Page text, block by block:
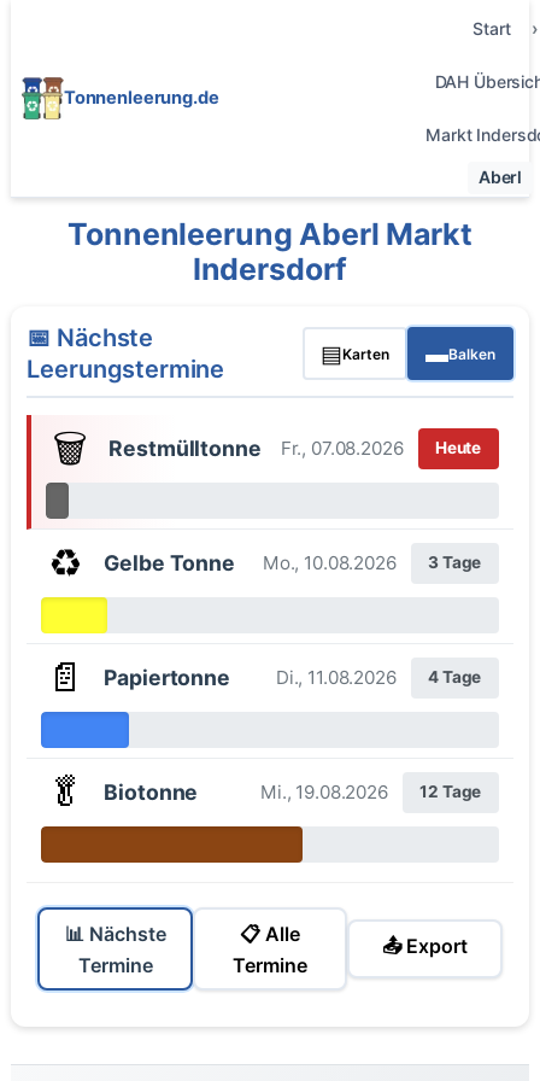
Tonnenleerung.de
Start
DAH
Markt
Aberl
Tonnenleerung Aberl Markt
Indersdorf
📅 Nächste
Leerungstermine
▤Karten ▬Balken
🗑️ Restmülltonne Fr., 07.08.2026 Heute
♻️ Gelbe Tonne Mo., 10.08.2026 3 Tage
📄 Papiertonne Di., 11.08.2026 4 Tage
🥬 Biotonne Mi., 19.08.2026 12 Tage
📊 Nächste
Termine
📋 Alle
Termine
📤 Export